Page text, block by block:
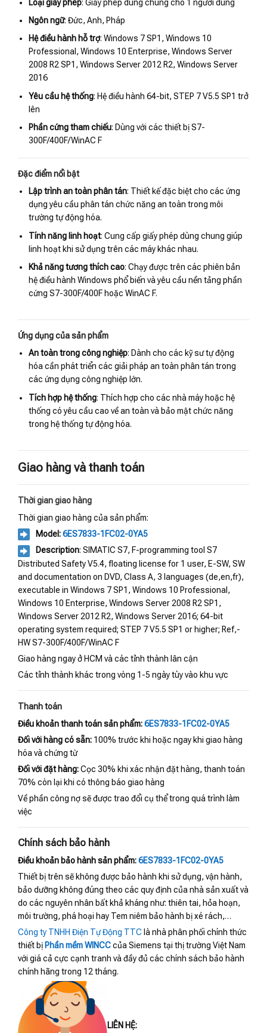
Loại giấy phép: Giấy phép dùng chung cho 1 người dùng
Ngôn ngữ: Đức, Anh, Pháp
Hệ điều hành hỗ trợ: Windows 7 SP1, Windows 10
Professional, Windows 10 Enterprise, Windows Server
2008 R2 SP1, Windows Server 2012 R2, Windows Server
2016
Yêu cầu hệ thống: Hệ điều hành 64-bit, STEP 7 V5.5 SP1 trở
lên
Phần cứng tham chiếu: Dùng với các thiết bị S7-
300F/400F/WinAC F
Đặc điểm nổi bật
Lập trình an toàn phân tán: Thiết kế đặc biệt cho các ứng
dụng yêu cầu phân tán chức năng an toàn trong môi
trường tự động hóa.
Tính năng linh hoạt: Cung cấp giấy phép dùng chung giúp
linh hoạt khi sử dụng trên các máy khác nhau.
Khả năng tương thích cao: Chạy được trên các phiên bản
hệ điều hành Windows phổ biến và yêu cầu nền tảng phần
cứng S7-300F/400F hoặc WinAC F.
Ứng dụng của sản phẩm
An toàn trong công nghiệp: Dành cho các kỹ sư tự động
hóa cần phát triển các giải pháp an toàn phân tán trong
các ứng dụng công nghiệp lớn.
Tích hợp hệ thống: Thích hợp cho các nhà máy hoặc hệ
thống có yêu cầu cao về an toàn và bảo mật chức năng
trong hệ thống tự động hóa.
Giao hàng và thanh toán
Thời gian giao hàng
Thời gian giao hàng của sản phẩm:
Model:6ES7833-1FC02-0YA5
Description: SIMATIC S7, F-programming tool S7
Distributed Safety V5.4, floating license for 1 user, E-SW, SW
and documentation on DVD, Class A, 3 languages (de,en,fr),
executable in Windows 7 SP1, Windows 10 Professional,
Windows 10 Enterprise, Windows Server 2008 R2 SP1,
Windows Server 2012 R2, Windows Server 2016; 64-bit
operating system required; STEP 7 V5.5 SP1 or higher; Ref,-
HW S7-300F/400F/WinAC F
Giao hàng ngay ở HCM và các tỉnh thành lân cận
Các tỉnh thành khác trong vòng 1-5 ngày tùy vào khu vực
Thanh toán
Điều khoản thanh toán sản phẩm:6ES7833-1FC02-0YA5
Đối với hàng có sẵn: 100% trước khi hoặc ngay khi giao hàng
hóa và chứng từ
Đối với đặt hàng:Cọc 30% khi xác nhận đặt hàng, thanh toán
70% còn lại khi có thông báo giao hàng
Về phần công nợ sẽ được trao đổi cụ thể trong quá trình làm
việc
Chính sách bảo hành
Điều khoản bảo hành sản phẩm:6ES7833-1FC02-0YA5
Thiết bị trên sẽ không được bảo hành khi sử dụng, vận hành,
bảo dưỡng không đúng theo các quy định của nhà sản xuất và
do các nguyên nhân bất khả kháng như: thiên tai, hỏa hoạn,
môi trường, phá hoại hay Tem niêm bảo hành bị xé rách,…
Công ty TNHH Điện Tự Động TTC là nhà phân phối chính thức
thiết bị Phần mềm WINCCcủa Siemens tại thị trường Việt Nam
với giá cả cực cạnh tranh và đầy đủ các chính sách bảo hành
chính hãng trong 12 tháng.
LIÊN HỆ: